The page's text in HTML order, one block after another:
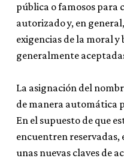
pública o famosos para
autorizado y, en
exigencias de la moral
generalmente
La asignación del
de manera automática
En el supuesto de que
encuentren
unas nuevas claves de